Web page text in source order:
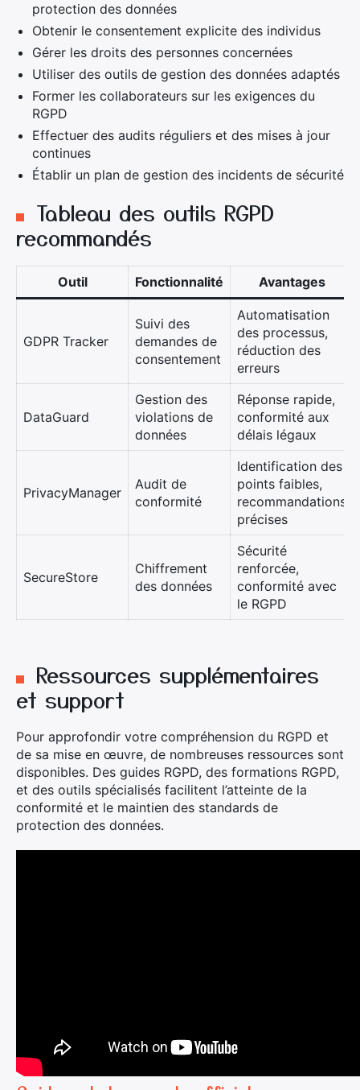
protection des données
Obtenir le consentement explicite des individus
Gérer les droits des personnes concernées
Utiliser des outils de gestion des données adaptés
Former les collaborateurs sur les exigences du
RGPD
Effectuer des audits réguliers et des mises à jour
continues
Établir un plan de gestion des incidents de sécurité
Tableau des outils RGPD
recommandés
Outil Fonctionnalité Avantages
GDPR Tracker
Suivi des
demandes de
consentement
Automatisation
des processus,
réduction des
erreurs
DataGuard
Gestion des
violations de
données
Réponse rapide,
conformité aux
délais légaux
PrivacyManager
Audit de
conformité
Identification des
points faibles,
recommandations
précises
SecureStore
Chiffrement
des données
Sécurité
renforcée,
conformité avec
le RGPD
Ressources supplémentaires
et support
Pour approfondir votre compréhension du RGPD et
de sa mise en œuvre, de nombreuses ressources sont
disponibles. Des guides RGPD, des formations RGPD,
et des outils spécialisés facilitent l’atteinte de la
conformité et le maintien des standards de
protection des données.